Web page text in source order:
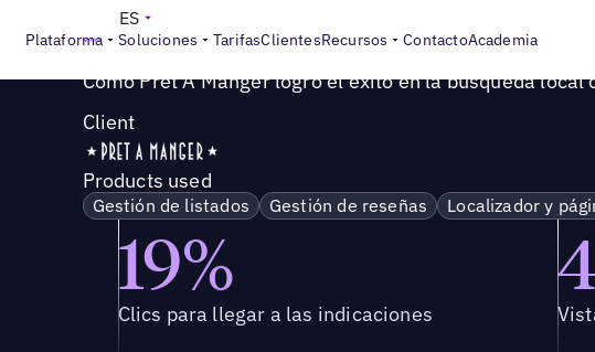
Plataforma Soluciones TarifasClientesRecursos ContactoAcademia
ES
Success Story
Cómo Pret A Manger logró el éxito en la búsqueda local
Client
Products used
Gestión de listados Gestión de reseñas Localizador y
19%
Clics para llegar a las indicaciones